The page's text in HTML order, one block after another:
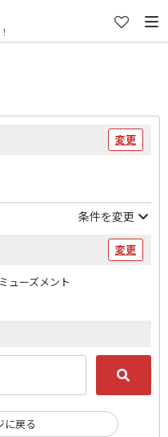
変更
条件を変更
変更
ューズメント
に戻る